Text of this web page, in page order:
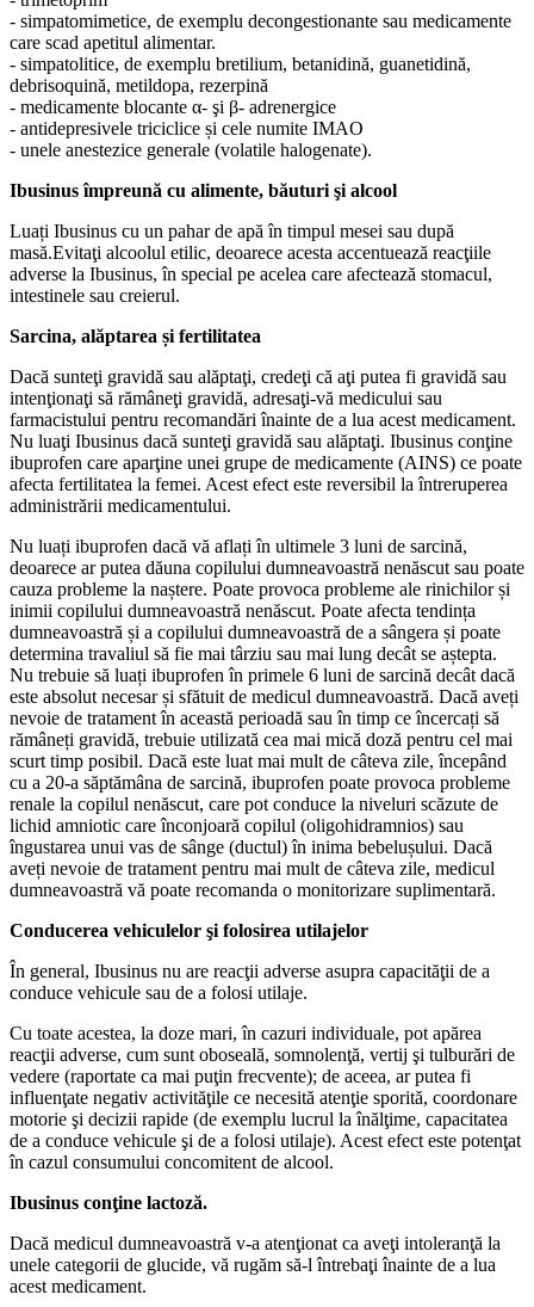
- simpatomimetice, de exemplu decongestionante sau medicamente
care scad apetitul alimentar.
- simpatolitice, de exemplu bretilium, betanidină, guanetidină,
debrisoquină, metildopa, rezerpină
- medicamente blocante α- şi β- adrenergice
- antidepresivele triciclice și cele numite IMAO
- unele anestezice generale (volatile halogenate).
Ibusinus împreună cu alimente, băuturi şi alcool
Luați Ibusinus cu un pahar de apă în timpul mesei sau după
masă.Evitaţi alcoolul etilic, deoarece acesta accentuează reacţiile
adverse la Ibusinus, în special pe acelea care afectează stomacul,
intestinele sau creierul.
Sarcina, alăptarea și fertilitatea
Dacă sunteţi gravidă sau alăptaţi, credeţi că aţi putea fi gravidă sau
intenţionaţi să rămâneţi gravidă, adresaţi-vă medicului sau
farmacistului pentru recomandări înainte de a lua acest medicament.
Nu luaţi Ibusinus dacă sunteţi gravidă sau alăptaţi. Ibusinus conţine
ibuprofen care aparţine unei grupe de medicamente (AINS) ce poate
afecta fertilitatea la femei. Acest efect este reversibil la întreruperea
administrării medicamentului.
Nu luați ibuprofen dacă vă aflați în ultimele 3 luni de sarcină,
deoarece ar putea dăuna copilului dumneavoastră nenăscut sau poate
cauza probleme la naștere. Poate provoca probleme ale rinichilor și
inimii copilului dumneavoastră nenăscut. Poate afecta tendința
dumneavoastră și a copilului dumneavoastră de a sângera și poate
determina travaliul să fie mai târziu sau mai lung decât se aștepta.
Nu trebuie să luați ibuprofen în primele 6 luni de sarcină decât dacă
este absolut necesar și sfătuit de medicul dumneavoastră. Dacă aveți
nevoie de tratament în această perioadă sau în timp ce încercați să
rămâneți gravidă, trebuie utilizată cea mai mică doză pentru cel mai
scurt timp posibil. Dacă este luat mai mult de câteva zile, începând
cu a 20-a săptămâna de sarcină, ibuprofen poate provoca probleme
renale la copilul nenăscut, care pot conduce la niveluri scăzute de
lichid amniotic care înconjoară copilul (oligohidramnios) sau
îngustarea unui vas de sânge (ductul) în inima bebelușului. Dacă
aveți nevoie de tratament pentru mai mult de câteva zile, medicul
dumneavoastră vă poate recomanda o monitorizare suplimentară.
Conducerea vehiculelor şi folosirea utilajelor
În general, Ibusinus nu are reacţii adverse asupra capacităţii de a
conduce vehicule sau de a folosi utilaje.
Cu toate acestea, la doze mari, în cazuri individuale, pot apărea
reacţii adverse, cum sunt oboseală, somnolenţă, vertij şi tulburări de
vedere (raportate ca mai puţin frecvente); de aceea, ar putea fi
influenţate negativ activităţile ce necesită atenţie sporită, coordonare
motorie şi decizii rapide (de exemplu lucrul la înălţime, capacitatea
de a conduce vehicule şi de a folosi utilaje). Acest efect este potenţat
în cazul consumului concomitent de alcool.
Ibusinus conţine lactoză.
Dacă medicul dumneavoastră v-a atenţionat ca aveţi intoleranţă la
unele categorii de glucide, vă rugăm să-l întrebaţi înainte de a lua
acest medicament.